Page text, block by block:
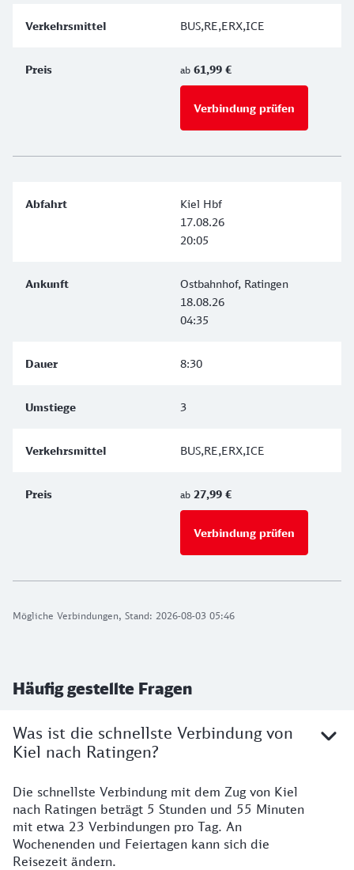
Mögliche Verbindungen, Stand: 2026-08-03 05:46
BUS,RE,ERX,ICE
ab 61,99 €
Verbindung prüfen
Kiel Hbf
17.08.26
20:05
Ostbahnhof, Ratingen
18.08.26
04:35
8:30
3
BUS,RE,ERX,ICE
ab 27,99 €
Verbindung prüfen
Häufig gestellte Fragen
Was ist die schnellste Verbindung von
Kiel nach Ratingen?
Die schnellste Verbindung mit dem Zug von Kiel
nach Ratingen beträgt 5 Stunden und 55 Minuten
mit etwa 23 Verbindungen pro Tag. An
Wochenenden und Feiertagen kann sich die
Reisezeit ändern.